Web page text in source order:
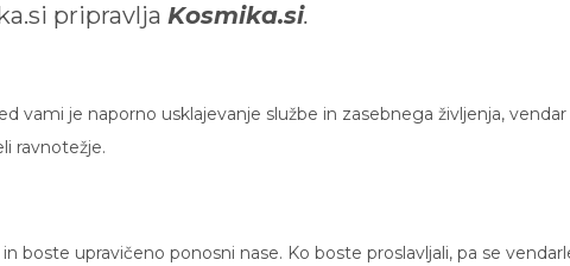
pripravlja Kosmika.si.
vami je naporno usklajevanje službe in zasebnega življenja, vendar
ravnotežje.
boste upravičeno ponosni nase. Ko boste proslavljali, pa se